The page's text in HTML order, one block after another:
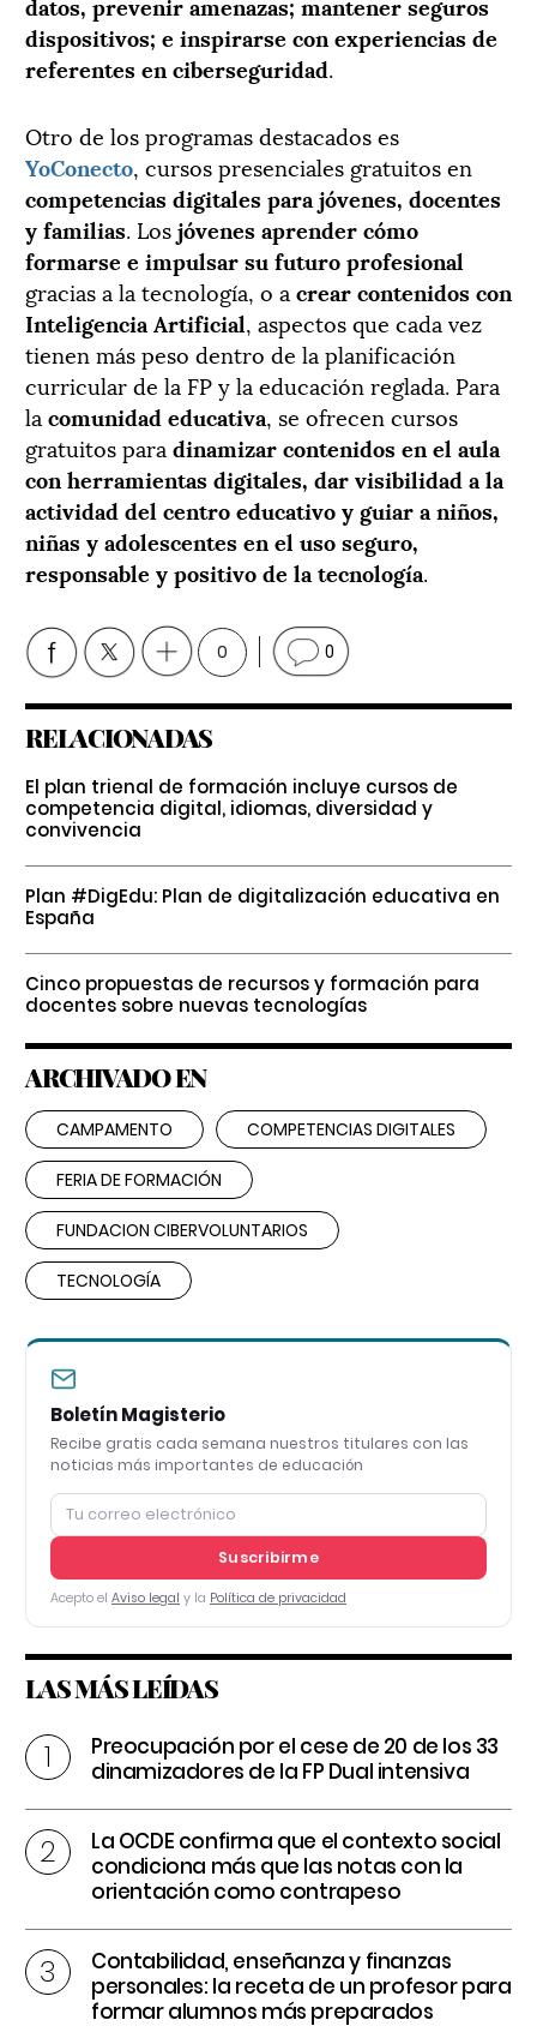
dispositivos; e inspirarse con experiencias de
referentes en ciberseguridad.
Otro de los programas destacados es
YoConecto, cursos presenciales gratuitos en
competencias digitales para jóvenes, docentes
y familias. Losjóvenes aprender cómo
formarse e impulsar su futuro profesional
gracias a la tecnología, o a crear contenidos con
Inteligencia Artificial, aspectos que cada vez
tienen más peso dentro de la planificación
curricular de la FP y la educación reglada. Para
la comunidad educativa, se ofrecen cursos
gratuitos para dinamizar contenidos en el aula
con herramientas digitales, dar visibilidad a la
actividad del centro educativo y guiar a niños,
niñas y adolescentes en el uso seguro,
responsable y positivo de la tecnología.
0 0
RELACIONADAS
El plan trienal de formación incluye cursos de
competencia digital, idiomas, diversidad y
convivencia
Plan #DigEdu: Plan de digitalización educativa en
España
Cinco propuestas de recursos y formación para
docentes sobre nuevas tecnologías
ARCHIVADO EN
CAMPAMENTO COMPETENCIAS DIGITALES
FERIA DE FORMACIÓN
FUNDACION CIBERVOLUNTARIOS
TECNOLOGÍA
Boletín Magisterio
Recibe gratis cada semana nuestros titulares con las
noticias más importantes de educación
Suscribirme
Acepto el Aviso legal y la Política de privacidad
LAS MÁS LEÍDAS
Preocupación por el cese de 20 de los 33
dinamizadores de la FP Dual intensiva
La OCDE confirma que el contexto social
condiciona más que las notas con la
orientación como contrapeso
Contabilidad, enseñanza y finanzas
personales: la receta de un profesor para
formar alumnos más preparados